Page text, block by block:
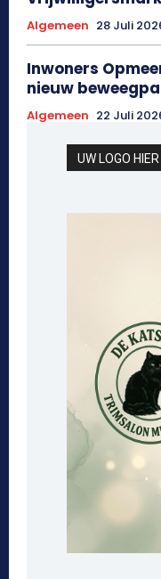
Algemeen 28 Juli
Inwoners
nieuw
Algemeen 22 Juli
UW LOGO HIER